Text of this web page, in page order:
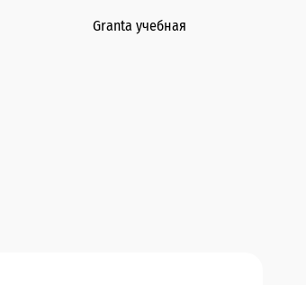
Granta учебная